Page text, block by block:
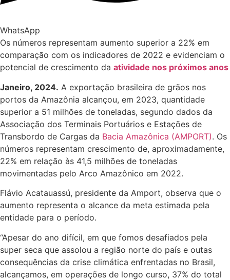
WhatsApp
Os números representam aumento superior a 22% em
comparação com os indicadores de 2022 e evidenciam o
potencial de crescimento da atividade nos próximos anos
Janeiro, 2024. A exportação brasileira de grãos nos
portos da Amazônia alcançou, em 2023, quantidade
superior a 51 milhões de toneladas, segundo dados da
Associação dos Terminais Portuários e Estações de
Transbordo de Cargas da Bacia Amazônica (AMPORT). Os
números representam crescimento de, aproximadamente,
22% em relação às 41,5 milhões de toneladas
movimentadas pelo Arco Amazônico em 2022.
Flávio Acatauassú, presidente da Amport, observa que o
aumento representa o alcance da meta estimada pela
entidade para o período.
“Apesar do ano difícil, em que fomos desafiados pela
super seca que assolou a região norte do país e outas
consequências da crise climática enfrentadas no Brasil,
alcançamos, em operações de longo curso, 37% do total